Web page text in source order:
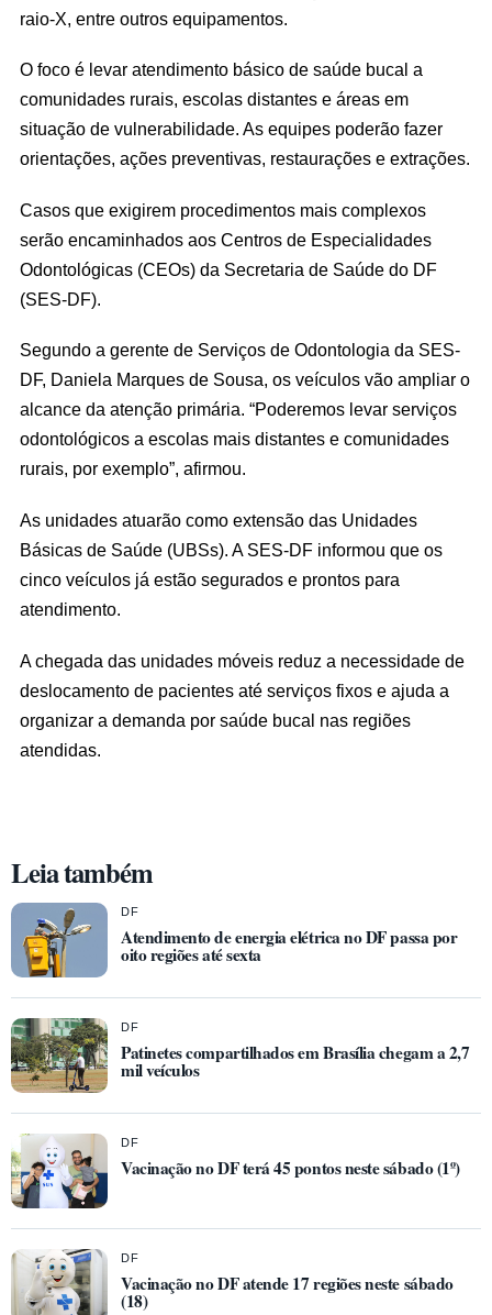
raio-X, entre outros equipamentos.
O foco é levar atendimento básico de saúde bucal a
comunidades rurais, escolas distantes e áreas em
situação de vulnerabilidade. As equipes poderão fazer
orientações, ações preventivas, restaurações e extrações.
Casos que exigirem procedimentos mais complexos
serão encaminhados aos Centros de Especialidades
Odontológicas (CEOs) da Secretaria de Saúde do DF
(SES-DF).
Segundo a gerente de Serviços de Odontologia da SES-
DF, Daniela Marques de Sousa, os veículos vão ampliar o
alcance da atenção primária. “Poderemos levar serviços
odontológicos a escolas mais distantes e comunidades
rurais, por exemplo”, afirmou.
As unidades atuarão como extensão das Unidades
Básicas de Saúde (UBSs). A SES-DF informou que os
cinco veículos já estão segurados e prontos para
atendimento.
A chegada das unidades móveis reduz a necessidade de
deslocamento de pacientes até serviços fixos e ajuda a
organizar a demanda por saúde bucal nas regiões
atendidas.
Leia também
DF
Atendimento de energia elétrica no DF passa por
oito regiões até sexta
DF
Patinetes compartilhados em Brasília chegam a 2,7
mil veículos
DF
Vacinação no DF terá 45 pontos neste sábado (1º)
DF
Vacinação no DF atende 17 regiões neste sábado
(18)